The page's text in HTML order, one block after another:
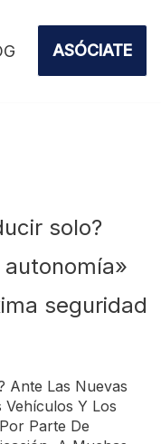
ASÓCIATE
solo?
seguridad
Ante Las Nuevas
Y Los
Parte De